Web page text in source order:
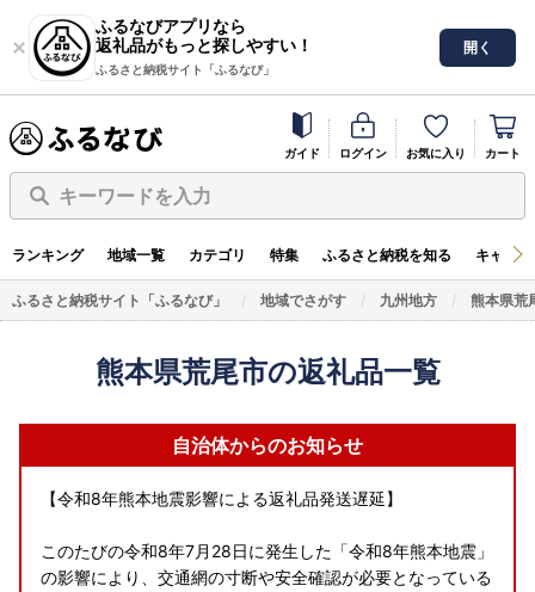
ふるなびアプリなら
返礼品がもっと探しやすい！
ふるさと納税サイト「ふるなび」
開く
ガイド ログイン お気に入り カート
キーワードを入力
ランキング 地域一覧 カテゴリ 特集 ふるさと納税を知る キャン
ふるさと納税サイト「ふるなび」 地域でさがす 九州地方 熊本県荒
熊本県荒尾市の返礼品一覧
自治体からのお知らせ
【令和8年熊本地震影響による返礼品発送遅延】
このたびの令和8年7月28日に発生した「令和8年熊本地震」
の影響により、交通網の寸断や安全確認が必要となっている